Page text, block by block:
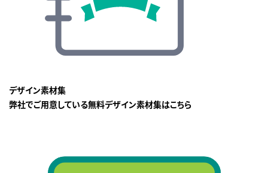
デザイン素材集
弊社でご用意している無料デザイン素材集はこちら